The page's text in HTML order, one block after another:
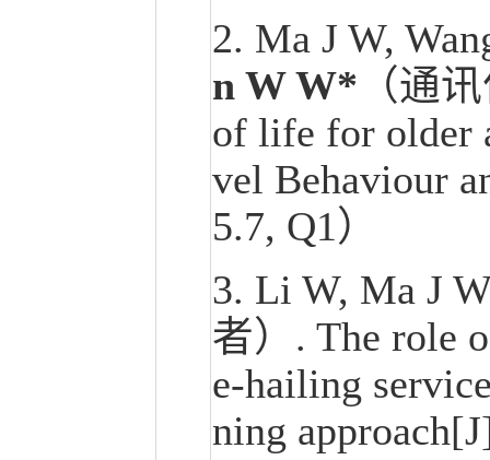
2. Ma J W,
n W W* （通
of life for older
vel Behaviour
5.7, Q1）
3. Li W, Ma J
者）. The role
e-hailing
ning